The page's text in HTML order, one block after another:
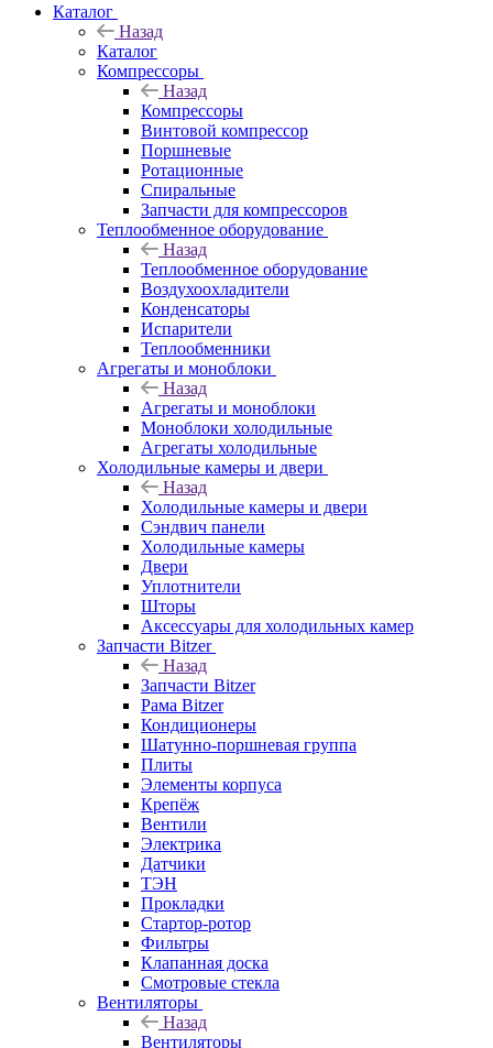
Каталог
Назад
Каталог
Компрессоры
Назад
Компрессоры
Винтовой компрессор
Поршневые
Ротационные
Спиральные
Запчасти для компрессоров
Теплообменное оборудование
Назад
Теплообменное оборудование
Воздухоохладители
Конденсаторы
Испарители
Теплообменники
Агрегаты и моноблоки
Назад
Агрегаты и моноблоки
Моноблоки холодильные
Агрегаты холодильные
Холодильные камеры и двери
Назад
Холодильные камеры и двери
Сэндвич панели
Холодильные камеры
Двери
Уплотнители
Шторы
Аксессуары для холодильных камер
Запчасти Bitzer
Назад
Запчасти Bitzer
Рама Bitzer
Кондиционеры
Шатунно-поршневая группа
Плиты
Элементы корпуса
Крепёж
Вентили
Электрика
Датчики
ТЭН
Прокладки
Стартор-ротор
Фильтры
Клапанная доска
Смотровые стекла
Вентиляторы
Назад
Вентиляторы